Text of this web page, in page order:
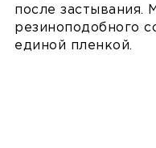
после застывания.
резиноподобного
единой пленкой.